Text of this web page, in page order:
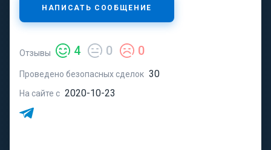
НАПИСАТЬ СООБЩЕНИЕ
Отзывы 4 0 0
Проведено безопасных сделок 30
На сайте с 2020-10-23